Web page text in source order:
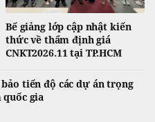
Bế giảng lớp cập nhật kiến
thức về thẩm định giá
CNKT2026.11 tại TP.HCM
tiến độ các dự án trọng
gia